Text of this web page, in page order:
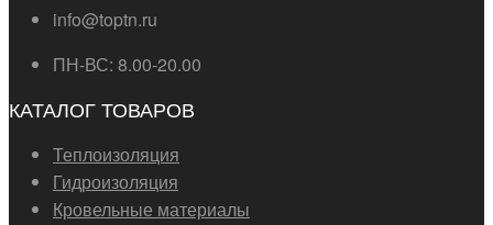
info@toptn.ru
ПН-ВС: 8.00-20.00
КАТАЛОГ ТОВАРОВ
Теплоизоляция
Гидроизоляция
Кровельные материалы